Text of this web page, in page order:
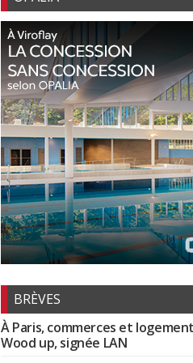
BRÈVES
À Paris, commerces et
Wood up, signée LAN